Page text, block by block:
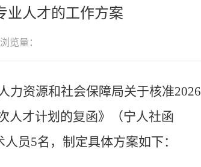
业人才的工作方案
浏览量：
力资源和社会保障局关于核准2026
人才计划的复函》（宁人社函
人员5名，制定具体方案如下：